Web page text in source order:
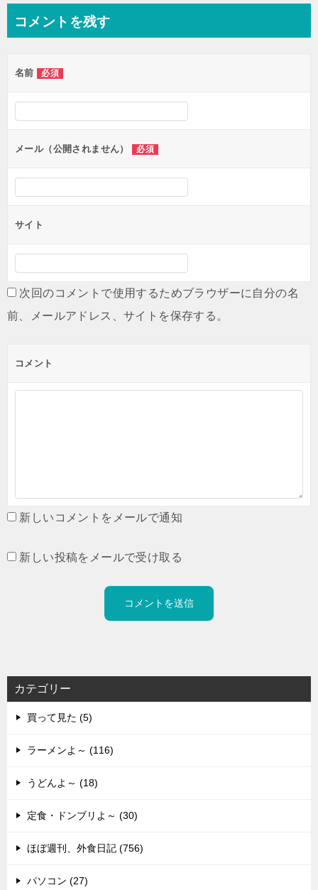
シ
ョ
ン
コメントを残す
名前 必須
メール（公開されません） 必須
サイト
次回のコメントで使用するためブラウザーに自分の名
前、メールアドレス、サイトを保存する。
コメント
新しいコメントをメールで通知
新しい投稿をメールで受け取る
カテゴリー
買って見た (5)
ラーメンよ～ (116)
うどんよ～ (18)
定食・ドンブリよ～ (30)
ほぼ週刊、外食日記 (756)
パソコン (27)